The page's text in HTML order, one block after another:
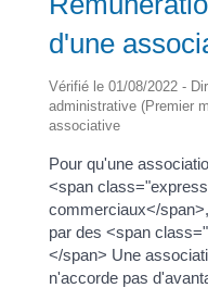
d'une
Vérifié le 01/08/2022 -
administrative (Premier
associative
Pour qu'une
<span
commerciaux</
par des <span
</span> Une
n'accorde pas